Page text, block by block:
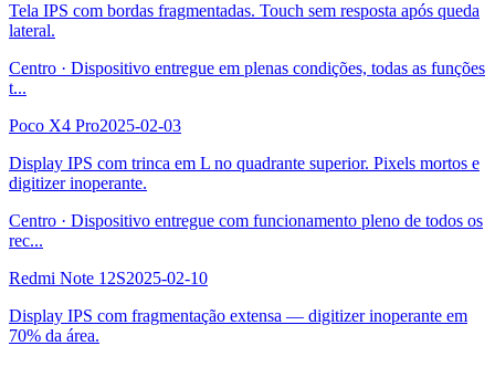
Tela IPS com bordas fragmentadas. Touch sem resposta após queda
lateral.
Centro · Dispositivo entregue em plenas condições, todas as funções
t...
Poco X4 Pro2025-02-03
Display IPS com trinca em L no quadrante superior. Pixels mortos e
digitizer inoperante.
Centro · Dispositivo entregue com funcionamento pleno de todos os
rec...
Redmi Note 12S2025-02-10
Display IPS com fragmentação extensa — digitizer inoperante em
70% da área.